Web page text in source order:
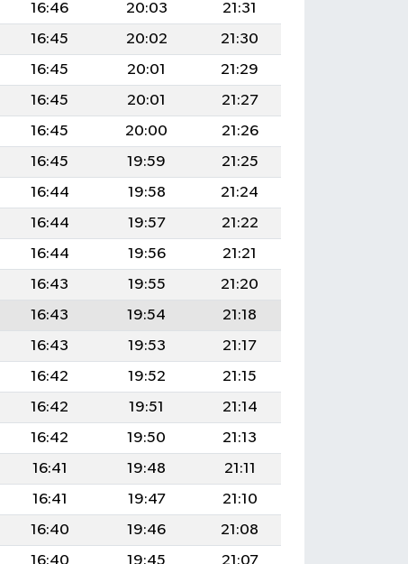
16:46 20:03
21:31
16:45 20:02
21:30
16:45 20:01
21:29
16:45 20:01
21:27
16:45 20:00
21:26
16:45 19:59
21:25
16:44 19:58
21:24
16:44 19:57
21:22
16:44 19:56
21:21
16:43 19:55
21:20
16:43 19:54
21:18
16:43 19:53
21:17
16:42 19:52
21:15
16:42 19:51
21:14
16:42 19:50
21:13
16:41 19:48
21:11
16:41 19:47
21:10
16:40 19:46
21:08